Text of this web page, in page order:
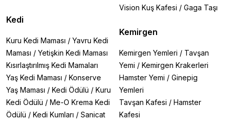
Kedi
Kuru Kedi Maması / Yavru Kedi
Maması / Yetişkin Kedi Maması
Kısırlaştırılmış Kedi Mamaları
Yaş Kedi Maması / Konserve
Yaş Maması / Kedi Ödülü / Kuru
Kedi Ödülü / Me-O Krema Kedi
Ödülü / Kedi Kumları / Sanicat
Vision Kuş Kafesi / Gaga Taşı
Kemirgen
Kemirgen Yemleri / Tavşan
Yemi / Kemirgen Krakerleri
Hamster Yemi / Ginepig
Yemleri
Tavşan Kafesi / Hamster
Kafesi